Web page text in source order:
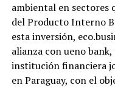
ambiental en sectores
del Producto Interno
esta inversión,
alianza con ueno bank,
institución financiera
en Paraguay, con el